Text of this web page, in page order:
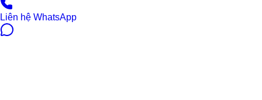
Liên hệ WhatsApp